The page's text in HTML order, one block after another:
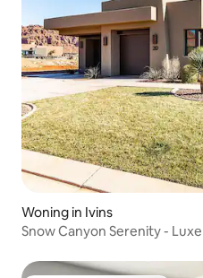
Woning in Ivins
Snow Canyon Serenity -